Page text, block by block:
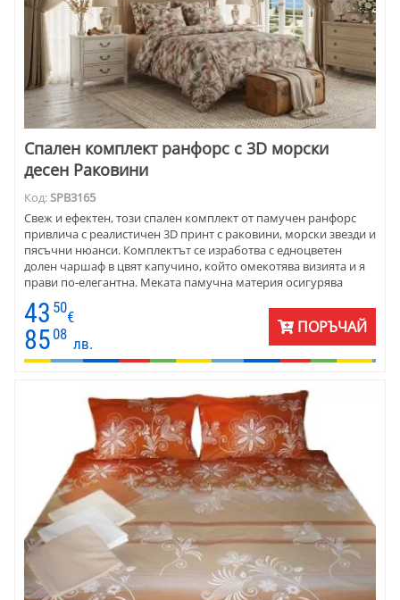
Спален комплект ранфорс с 3D морски
десен Раковини
Код:SPB3165
Свеж и ефектен, този спален комплект от памучен ранфорс
привлича с реалистичен 3D принт с раковини, морски звезди и
пясъчни нюанси. Комплектът се изработва с едноцветен
долен чаршаф в цвят капучино, който омекотява визията и я
прави по-елегантна. Меката памучна материя осигурява
комфорт през всички сезони.
43 50
€
85 08
лв.
ПОРЪЧАЙ